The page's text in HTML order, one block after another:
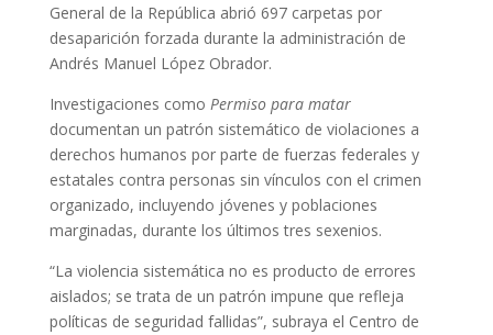
General de la República abrió 697 carpetas por
desaparición forzada durante la administración de
Andrés Manuel López Obrador.
Investigaciones como Permiso para matar
documentan un patrón sistemático de violaciones a
derechos humanos por parte de fuerzas federales y
estatales contra personas sin vínculos con el crimen
organizado, incluyendo jóvenes y poblaciones
marginadas, durante los últimos tres sexenios.
“La violencia sistemática no es producto de errores
aislados; se trata de un patrón impune que refleja
políticas de seguridad fallidas”, subraya el Centro de